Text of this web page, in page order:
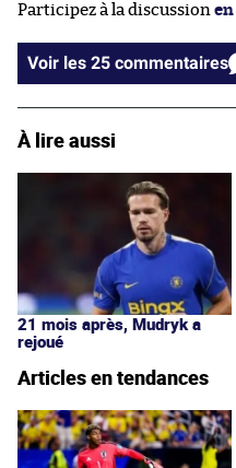
Participez à la discussion
Voir les 25 commentaires
À lire aussi
21 mois après, Mudryk a
rejoué
Articles en tendances